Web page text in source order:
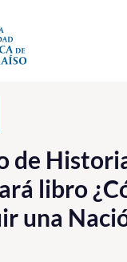
al contenido
e Innovación
Medio
de
libro
una